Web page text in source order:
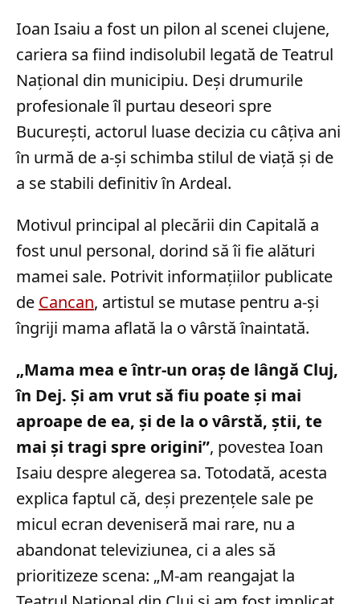
Ioan Isaiu a fost un pilon al scenei clujene,
cariera sa fiind indisolubil legată de Teatrul
Național din municipiu. Deși drumurile
profesionale îl purtau deseori spre
București, actorul luase decizia cu câțiva ani
în urmă de a-și schimba stilul de viață și de
a se stabili definitiv în Ardeal.
Motivul principal al plecării din Capitală a
fost unul personal, dorind să îi fie alături
mamei sale. Potrivit informațiilor publicate
de Cancan, artistul se mutase pentru a-și
îngriji mama aflată la o vârstă înaintată.
„Mama mea e într-un oraș de lângă Cluj,
în Dej. Și am vrut să fiu poate și mai
aproape de ea, și de la o vârstă, știi, te
mai și tragi spre origini”, povestea Ioan
Isaiu despre alegerea sa. Totodată, acesta
explica faptul că, deși prezențele sale pe
micul ecran deveniseră mai rare, nu a
abandonat televiziunea, ci a ales să
prioritizeze scena: „M-am reangajat la